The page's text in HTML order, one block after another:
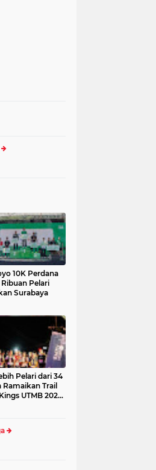
10K Perdana
Ribuan Pelari
Surabaya
Pelari dari 34
Ramaikan Trail
UTMB 2026